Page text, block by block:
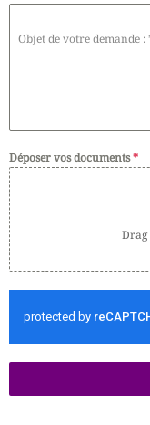
Objet de votre demande :
Déposer vos documents*